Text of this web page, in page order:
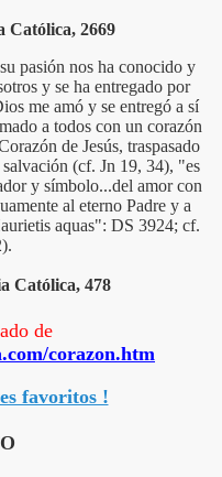
Católica, 2669
pasión nos ha conocido y
y se ha entregado por
me amó y se entregó a sí
a todos con un corazón
de Jesús, traspasado
(cf. Jn 19, 34), "es
y símbolo...del amor con
al eterno Padre y a
aquas": DS 3924; cf.
Católica, 478
de
corazon.htm